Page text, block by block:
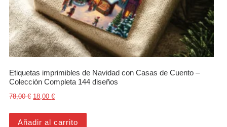
Etiquetas imprimibles de Navidad con Casas de Cuento –
Colección Completa 144 diseños
78,00€ El precio original era: 78,00 €.
18,00€El precio actual es: 18,00 €.
Añadir al carrito